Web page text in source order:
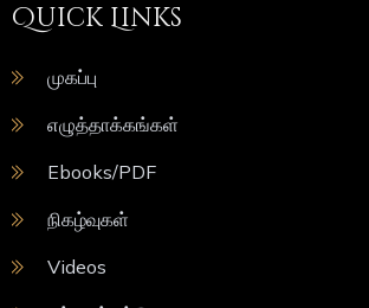
Quick Links
முகப்பு
எழுத்தாக்கங்கள்
Ebooks/PDF
நிகழ்வுகள்
Videos